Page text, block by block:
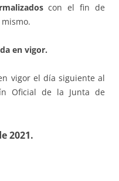
con el fin de
en vigor.
vigor el día siguiente al
Oficial de la Junta de
2021.